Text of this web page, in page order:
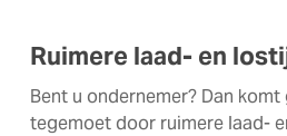
Ruimere laad- en
Bent u ondernemer? Dan
tegemoet door ruimere laad-